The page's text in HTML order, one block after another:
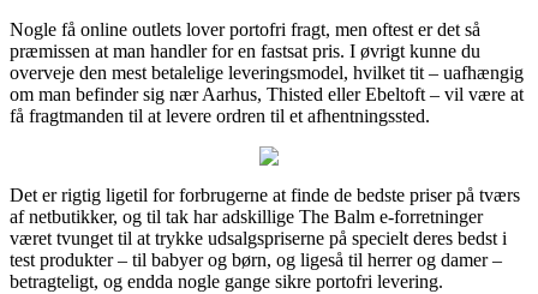
Nogle få online outlets lover portofri fragt, men oftest er det så
præmissen at man handler for en fastsat pris. I øvrigt kunne du
overveje den mest betalelige leveringsmodel, hvilket tit – uafhængig
om man befinder sig nær Aarhus, Thisted eller Ebeltoft – vil være at
få fragtmanden til at levere ordren til et afhentningssted.
Det er rigtig ligetil for forbrugerne at finde de bedste priser på tværs
af netbutikker, og til tak har adskillige The Balm e-forretninger
været tvunget til at trykke udsalgspriserne på specielt deres bedst i
test produkter – til babyer og børn, og ligeså til herrer og damer –
betragteligt, og endda nogle gange sikre portofri levering.